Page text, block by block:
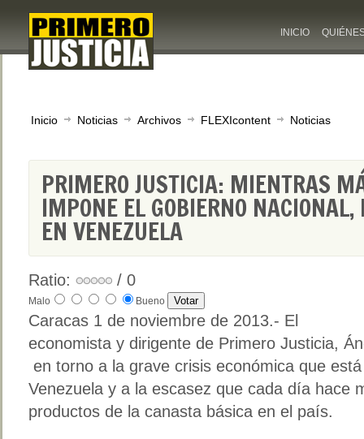
INICIO
Inicio Noticias Archivos FLEXIcontent Noticias
PRIMERO JUSTICIA: MIENTRAS
IMPONE EL GOBIERNO
EN VENEZUELA
Ratio: / 0
Malo Bueno
Caracas 1 de noviembre de 2013.- El
economista y dirigente de Primero Justicia,
en torno a la grave crisis económica que
Venezuela y a la escasez que cada día hace
productos de la canasta básica en el país.